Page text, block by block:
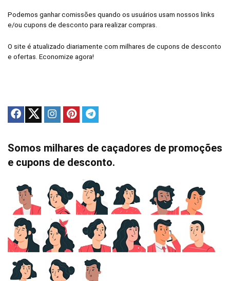
Podemos ganhar comissões quando os usuários usam nossos links
e/ou cupons de desconto para realizar compras.
O site é atualizado diariamente com milhares de cupons de desconto
e ofertas. Economize agora!
Somos milhares de caçadores de promoções
e cupons de desconto.